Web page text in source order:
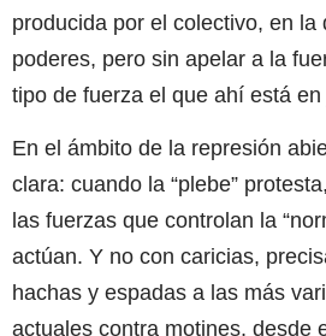
producida por el colectivo, en la
poderes, pero sin apelar a la
tipo de fuerza el que ahí está en
En el ámbito de la represión
clara: cuando la “plebe”
las fuerzas que controlan la
actúan. Y no con caricias,
hachas y espadas a las más
actuales contra motines, desde